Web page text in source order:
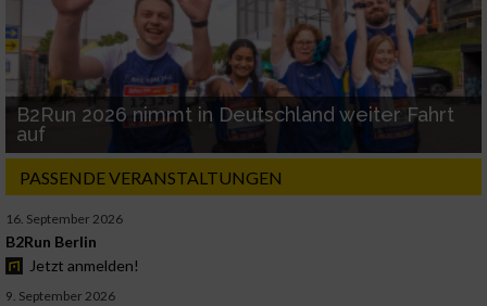
B2Run 2026 nimmt in Deutschland weiter Fahrt
auf
PASSENDE VERANSTALTUNGEN
16. September 2026
B2Run Berlin
Jetzt anmelden!
9. September 2026